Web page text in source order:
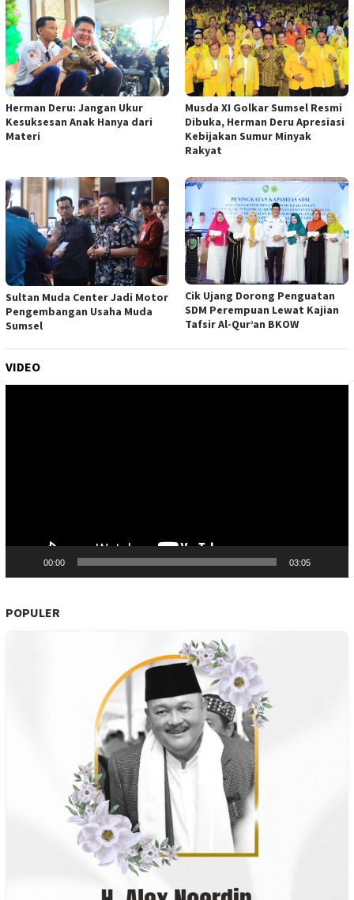
Herman Deru: Jangan Ukur
Kesuksesan Anak Hanya dari
Materi
Musda XI Golkar Sumsel Resmi
Dibuka, Herman Deru Apresiasi
Kebijakan Sumur Minyak
Rakyat
Sultan Muda Center Jadi Motor
Pengembangan Usaha Muda
Sumsel
Cik Ujang Dorong Penguatan
SDM Perempuan Lewat Kajian
Tafsir Al-Qur’an BKOW
VIDEO
00:00 03:05
POPULER